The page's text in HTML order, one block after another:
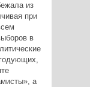
из
при
в
а